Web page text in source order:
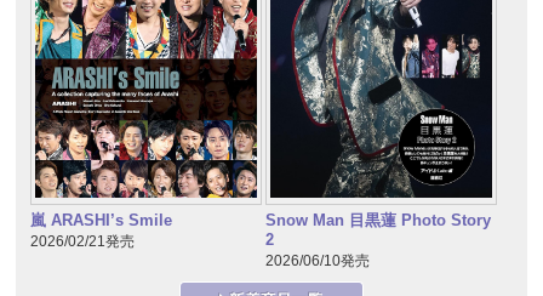
嵐 ARASHI’s Smile
2026/02/21発売
Snow Man 目黒蓮 Photo Story
2
2026/06/10発売